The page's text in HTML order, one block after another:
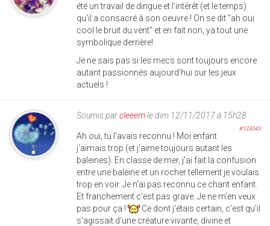
été un travail de dingue et l'intérêt (et le temps)
qu'il a consacré à son oeuvre ! On se dit "ah oui
cool le bruit du vent" et en fait non, ya tout une
symbolique derrière!
Je ne sais pas si les mecs sont toujours encore
autant passionnés aujourd'hui sur les jeux
actuels !
Soumis parcleeemle dim 12/11/2017 à 15h28
#123043
Ah oui, tu l'avais reconnu ! Moi enfant
j'aimais trop (et j'aime toujours autant les
baleines). En classe de mer, j'ai fait la confusion
entre une baleine et un rocher tellement je voulais
trop en voir. Je n'ai pas reconnu ce chant enfant.
Et franchement c'est pas grave. Je ne m'en veux
pas pour ça !
Ce dont j'étais certain, c'est qu'il
s'agissait d'une créature vivante, divine et